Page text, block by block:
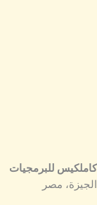
كاملكيس للبرمجيات
الجيزة، مصر